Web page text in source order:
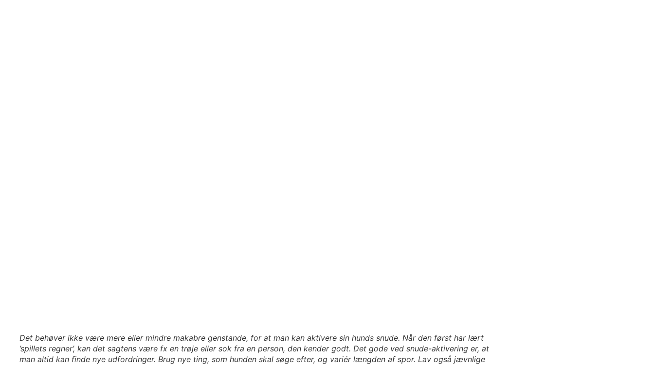
Det behøver ikke være mere eller mindre makabre genstande, for at man kan aktivere sin hunds snude. Når den først har lært
’spillets regner’, kan det sagtens være fx en trøje eller sok fra en person, den kender godt. Det gode ved snude-aktivering er, at
man altid kan finde nye udfordringer. Brug nye ting, som hunden skal søge efter, og variér længden af spor. Lav også jævnlige